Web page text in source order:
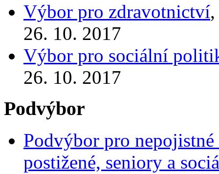
Výbor pro zdravotnictví
26. 10. 2017
Výbor pro sociální
26. 10. 2017
Podvýbor
Podvýbor pro
postižené, seniory a